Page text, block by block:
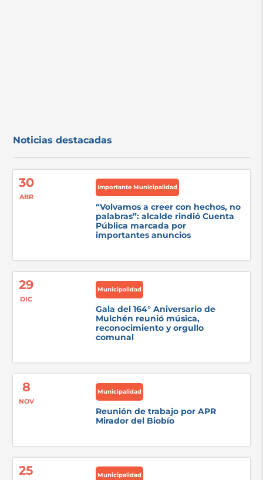
Noticias destacadas
30
ABR
Importante Municipalidad
“Volvamos a creer con hechos, no
palabras”: alcalde rindió Cuenta
Pública marcada por
importantes anuncios
29
DIC
Municipalidad
Gala del 164° Aniversario de
Mulchén reunió música,
reconocimiento y orgullo
comunal
8
NOV
Municipalidad
Reunión de trabajo por APR
Mirador del Biobío
25 Municipalidad